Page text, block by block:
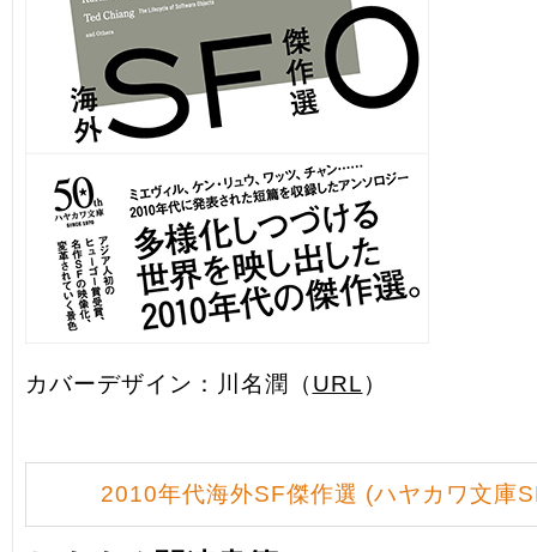
カバーデザイン：川名潤（ URL ）
2010年代海外SF傑作選 (ハヤカワ文庫